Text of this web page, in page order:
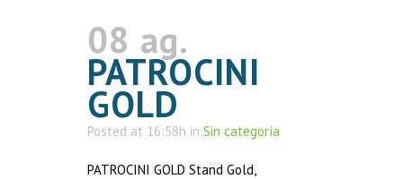
08 ag.
PATROCINI
GOLD
Posted at 16:58h in Sin categoría
PATROCINI GOLD Stand Gold,